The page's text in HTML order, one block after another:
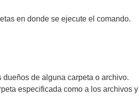
en donde se ejecute el comando.
de alguna carpeta o archivo.
especificada como a los archivos